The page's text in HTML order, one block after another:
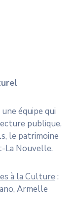
équipe qui
publique,
le patrimoine
La Nouvelle.
à la Culture :
Armelle